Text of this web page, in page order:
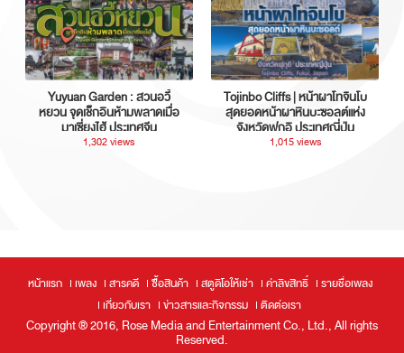
Yuyuan Garden : สวนอวี้
หยวน จุดเช็กอินห้ามพลาดเมื่อ
มาเซี่ยงไฮ้ ประเทศจีน
1,302 views
Tojinbo Cliffs | หน้าผาโทจินโบ
สุดยอดหน้าผาหินบะซอลต์แห่ง
จังหวัดฟุกุอิ ประเทศญี่ปุ่น
1,015 views
หน้าแรก เพลง สารคดี ซื้อสินค้า สตูดิโอให้เช่า ค่าลิขสิทธิ์
รายชื่อเพลง
เกี่ยวกับเรา
ข่าวสารและกิจกรรม ติดต่อเรา
Copyright ® 2016, Rose Media and Entertainment Co., Ltd., All rights
Reserved.